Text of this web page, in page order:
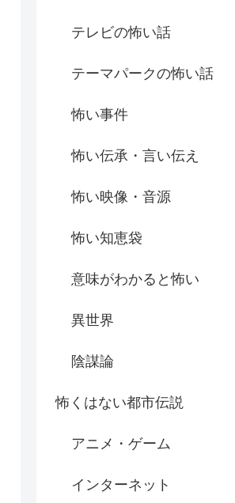
テレビの怖い話
テーマパークの怖い話
怖い事件
怖い伝承・言い伝え
怖い映像・音源
怖い知恵袋
意味がわかると怖い
異世界
陰謀論
怖くはない都市伝説
アニメ・ゲーム
インターネット